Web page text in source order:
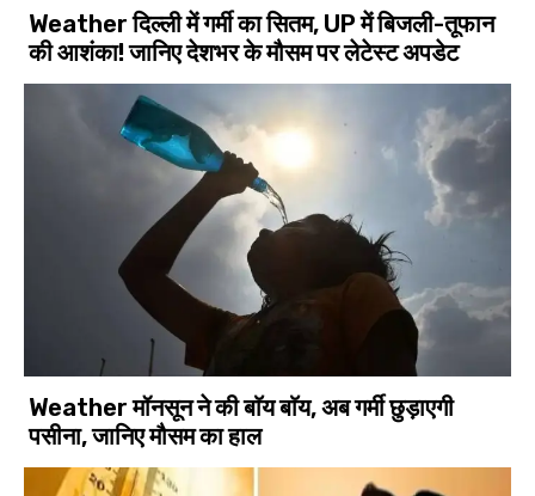
Weather दिल्ली में गर्मी का सितम, UP में बिजली-तूफान
की आशंका! जानिए देशभर के मौसम पर लेटेस्ट अपडेट
Weather मॉनसून ने की बाॅय बाॅय, अब गर्मी छुड़ाएगी
पसीना, जानिए मौसम का हाल